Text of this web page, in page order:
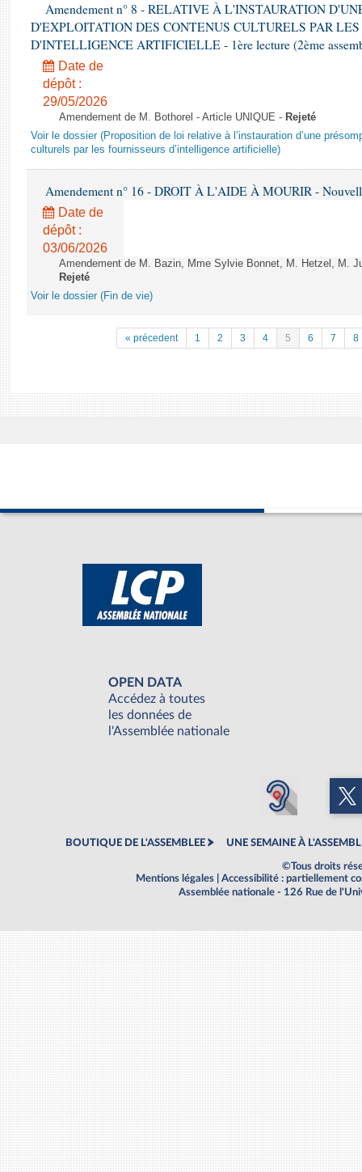
Amendement n° 8 - RELATIVE À L'INSTAURATION
D'EXPLOITATION DES CONTENUS CULTURELS PAR LES
D'INTELLIGENCE ARTIFICIELLE - 1ère lecture (2ème
Date de
dépôt :
29/05/2026
Amendement de M. Bothorel - Article UNIQUE - Rejeté
Voir le dossier (Proposition de loi relative à l’instauration d’une
culturels par les fournisseurs d’intelligence artificielle)
Amendement n° 16 - DROIT À L'AIDE À MOURIR -
Date de
dépôt :
03/06/2026
Amendement de M. Bazin, Mme Sylvie Bonnet, M. Hetzel, M.
Rejeté
Voir le dossier (Fin de vie)
« précedent 1 2 3 4 5 6 7 8
OPEN DATA
Accédez à toutes
les données de
l'Assemblée nationale
BOUTIQUE DE L'ASSEMBLEE UNE SEMAINE À
©Tous droits
Mentions légales
Accessibilité : partiellement
Assemblée nationale - 126 Rue de